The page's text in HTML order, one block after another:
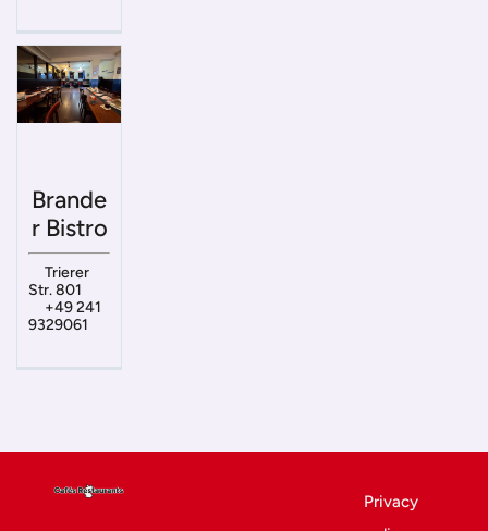
Brande
r Bistro
Trierer
Str. 801
+49 241
9329061
Privacy